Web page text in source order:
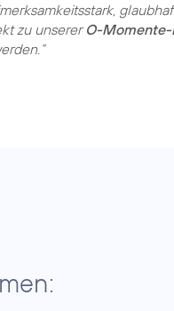
zu unserer O-Momente-